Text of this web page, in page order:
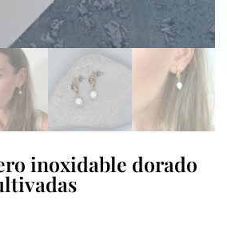
inoxidable dorado